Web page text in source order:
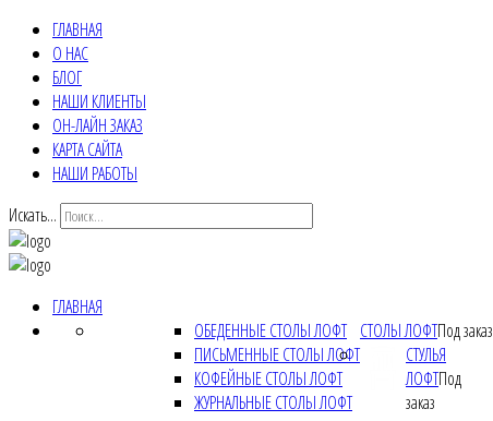
ГЛАВНАЯ
О НАС
БЛОГ
НАШИ КЛИЕНТЫ
ОН-ЛАЙН ЗАКАЗ
КАРТА САЙТА
НАШИ РАБОТЫ
Искать...
ГЛАВНАЯ
СТОЛЫ ЛОФТПод заказ
ОБЕДЕННЫЕ СТОЛЫ ЛОФТ
ПИСЬМЕННЫЕ СТОЛЫ ЛОФТ
КОФЕЙНЫЕ СТОЛЫ ЛОФТ
ЖУРНАЛЬНЫЕ СТОЛЫ ЛОФТ
СТУЛЬЯ
ЛОФТПод
заказ